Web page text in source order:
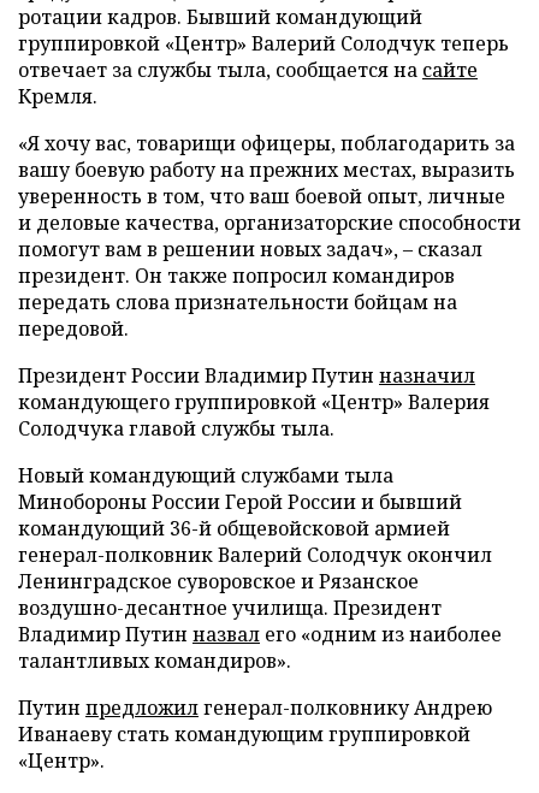
ротации кадров. Бывший командующий
группировкой «Центр» Валерий Солодчук теперь
отвечает за службы тыла, сообщается на сайте
Кремля.
«Я хочу вас, товарищи офицеры, поблагодарить за
вашу боевую работу на прежних местах, выразить
уверенность в том, что ваш боевой опыт, личные
и деловые качества, организаторские способности
помогут вам в решении новых задач», – сказал
президент. Он также попросил командиров
передать слова признательности бойцам на
передовой.
Президент России Владимир Путин назначил
командующего группировкой «Центр» Валерия
Солодчука главой службы тыла.
Новый командующий службами тыла
Минобороны России Герой России и бывший
командующий 36-й общевойсковой армией
генерал-полковник Валерий Солодчук окончил
Ленинградское суворовское и Рязанское
воздушно-десантное училища. Президент
Владимир Путин назвал его «одним из наиболее
талантливых командиров».
Путин предложилгенерал-полковнику Андрею
Иванаеву стать командующим группировкой
«Центр».